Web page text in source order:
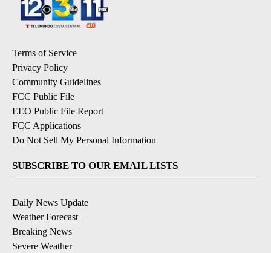
Terms of Service
Privacy Policy
Community Guidelines
FCC Public File
EEO Public File Report
FCC Applications
Do Not Sell My Personal Information
SUBSCRIBE TO OUR EMAIL LISTS
Daily News Update
Weather Forecast
Breaking News
Severe Weather